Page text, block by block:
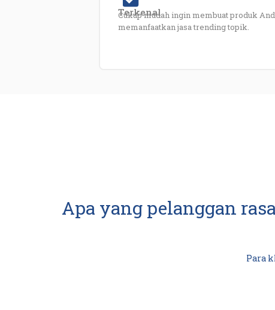
Terkenal
Cukup mudah ingin membuat produk
memanfaatkan jasa trending topik.
Apa yang pelanggan
Para